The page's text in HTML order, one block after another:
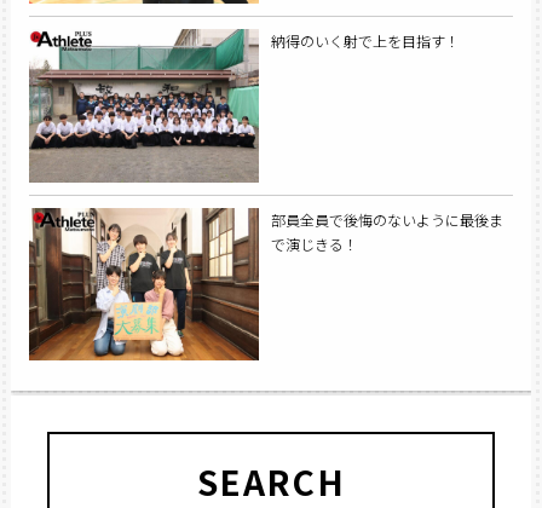
納得のいく射で上を目指す！
部員全員で後悔のないように最後ま
で演じきる！
SEARCH